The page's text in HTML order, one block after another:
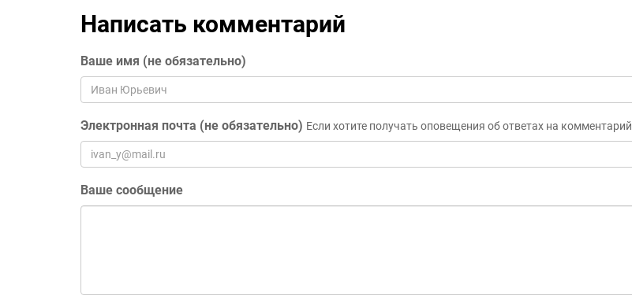
Написать комментарий
Ваше имя (не обязательно)
Электронная почта (не обязательно) Если хотите получать оповещения об ответах на комментарий
Ваше сообщение